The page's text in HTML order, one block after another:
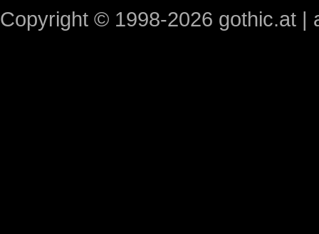
Copyright © 1998-2026 gothic.at |